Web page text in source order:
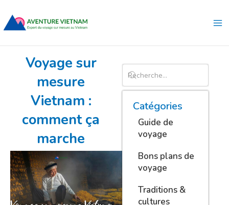
contenu
Voyage sur
mesure
Vietnam :
comment ça
marche
Catégories
Guide de
voyage
Bons plans de
voyage
Traditions &
cultures